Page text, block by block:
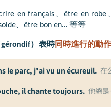
en français 、être en robe
、 être bon en… 等等
gérondif）表時同時進行的動作
le parc, j'ai vu un écureuil. 在
il chante toujours. 他總是